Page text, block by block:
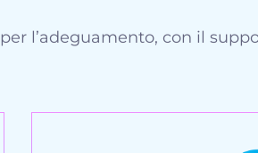
per l’adeguamento, con il